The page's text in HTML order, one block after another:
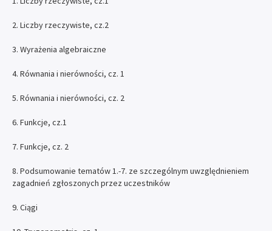
2. Liczby rzeczywiste, cz.2
3. Wyrażenia algebraiczne
4. Równania i nierówności, cz. 1
5. Równania i nierówności, cz. 2
6. Funkcje, cz.1
7. Funkcje, cz. 2
8. Podsumowanie tematów 1.-7. ze szczególnym uwzględnieniem
zagadnień zgłoszonych przez uczestników
9. Ciągi